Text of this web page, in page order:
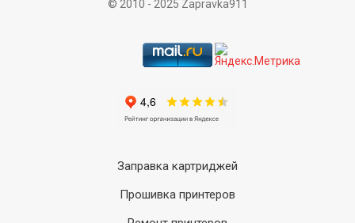
© 2010 - 2025 Zapravka911
Заправка картриджей
Прошивка принтеров